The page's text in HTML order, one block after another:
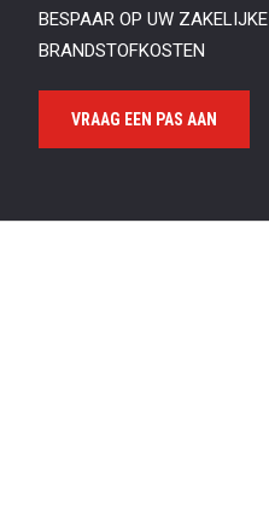
BESPAAR OP UW ZAKELIJKE
BRANDSTOFKOSTEN
VRAAG EEN PAS AAN